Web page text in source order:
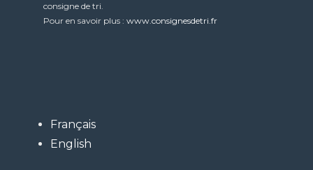
consigne de tri.
Pour en savoir plus :www.consignesdetri.fr
Français
English